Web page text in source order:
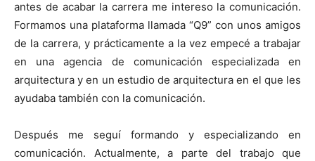
antes de acabar la carrera me intereso la comunicación.
Formamos una plataforma llamada “Q9” con unos amigos
de la carrera, y prácticamente a la vez empecé a trabajar
en una agencia de comunicación especializada en
arquitectura y en un estudio de arquitectura en el que les
ayudaba también con la comunicación.
Después me seguí formando y especializando en
comunicación. Actualmente, a parte del trabajo que